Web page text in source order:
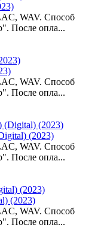
WAV. Способ
После опла...
WAV. Способ
После опла...
(2023)
WAV. Способ
После опла...
(2023)
WAV. Способ
После опла...